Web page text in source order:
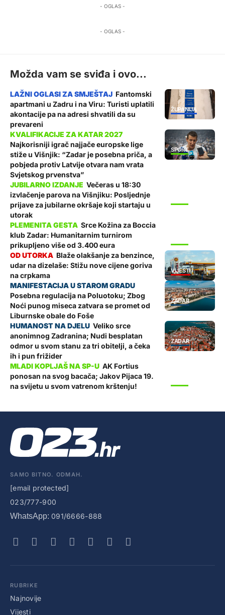
- OGLAS -
- OGLAS -
Možda vam se sviđa i ovo...
ŽUPANIJA
Fantomski
apartmani u Zadru i na Viru: Turisti uplatili
akontacije pa na adresi shvatili da su
prevareni
SPORT
Najkorisniji igrač najjače europske lige
stiže u Višnjik: “Zadar je posebna priča, a
pobjeda protiv Latvije otvara nam vrata
Svjetskog prvenstva”
Večeras u 18:30
izvlačenje parova na Višnjiku: Posljednje
prijave za jubilarne okršaje koji startaju u
utorak
Srce Kožina za Boccia
klub Zadar: Humanitarnim turnirom
prikupljeno više od 3.400 eura
VIJESTI
Blaže olakšanje za benzince,
udar na dizelaše: Stižu nove cijene goriva
na crpkama
ZADAR
Posebna regulacija na Poluotoku; Zbog
Noći punog miseca zatvara se promet od
Liburnske obale do Foše
ZADAR
Veliko srce
anonimnog Zadranina; Nudi besplatan
odmor u svom stanu za tri obitelji, a čeka
ih i pun frižider
AK Fortius
ponosan na svog bacača; Jakov Pijaca 19.
na svijetu u svom vatrenom krštenju!
SAMO BITNO. ODMAH.
[email protected]
023/777-900
WhatsApp: 091/6666-888
RUBRIKE
Najnovije
Vijesti